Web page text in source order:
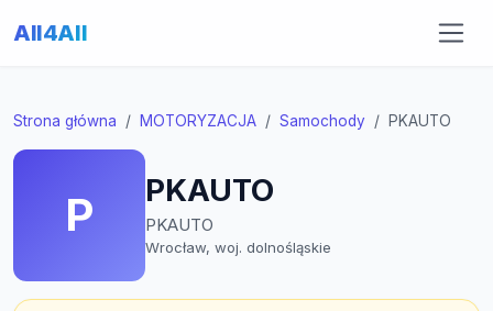
All4All
Strona główna MOTORYZACJA Samochody PKAUTO
P PKAUTO
PKAUTO
Wrocław, woj. dolnośląskie